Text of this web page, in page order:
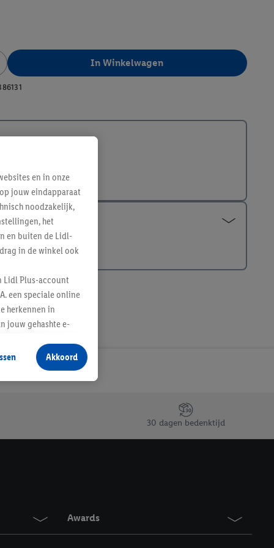
In Winkelwagen
30 dagen bedenktijd
Awards
en in onze
jouw eindapparaat
noodzakelijk,
het
en buiten de Lidl-
in de winkel ook
Lidl Plus-account
een speciale online
herkennen in
jouw gehashte e-
producten waarin je
te plaatsen
jouw gehashte e-
kunnen worden
vergelijkbare
Meer informatie,
Akkoord